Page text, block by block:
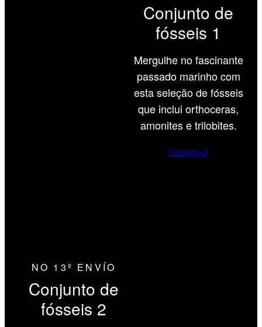
Conjunto de
fósseis 1
Mergulhe no fascinante
passado marinho com
esta seleção de fósseis
que inclui orthoceras,
amonites e trilobites.
Consiga-o!
NO 13º ENVÍO
Conjunto de
fósseis 2